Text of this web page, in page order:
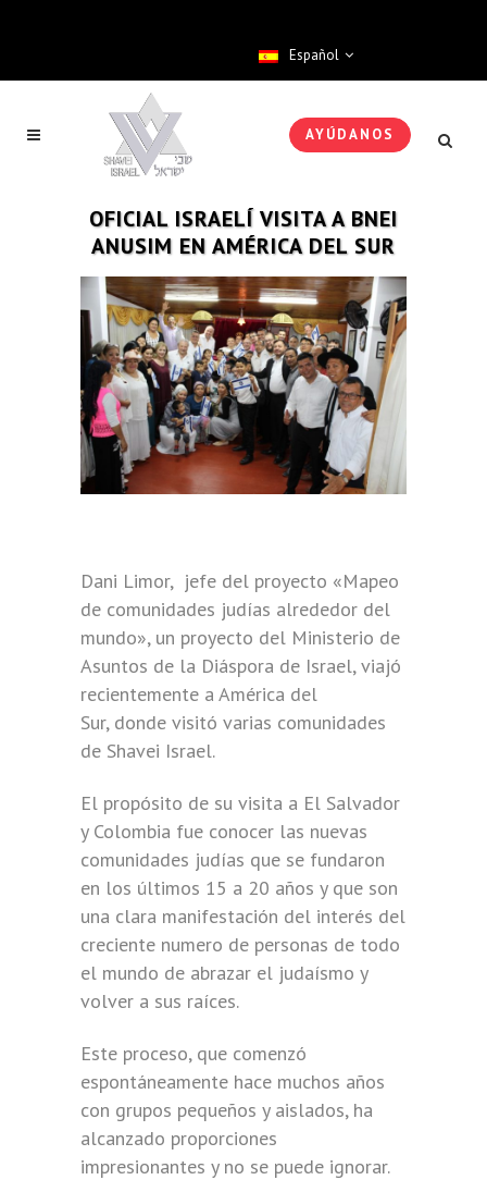
Español
AYÚDANOS
OFICIAL ISRAELÍ VISITA A BNEI
ANUSIM EN AMÉRICA DEL SUR
Dani Limor, jefe del proyecto «Mapeo
de comunidades judías alrededor del
mundo», un proyecto del Ministerio de
Asuntos de la Diáspora de Israel, viajó
recientemente a América del
Sur, donde visitó varias comunidades
de Shavei Israel.
El propósito de su visita a El Salvador
y Colombia fue conocer las nuevas
comunidades judías que se fundaron
en los últimos 15 a 20 años y que son
una clara manifestación del interés del
creciente numero de personas de todo
el mundo de abrazar el judaísmo y
volver a sus raíces.
Este proceso, que comenzó
espontáneamente hace muchos años
con grupos pequeños y aislados, ha
alcanzado proporciones
impresionantes y no se puede ignorar.